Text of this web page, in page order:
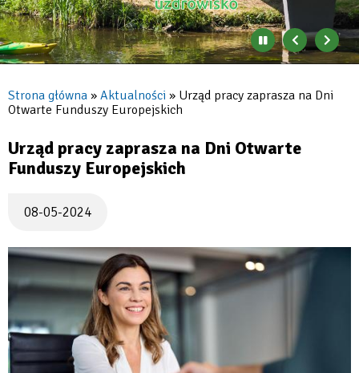
Zatrzymaj
automatyczne
się
banerów
Poprzedni
bannerbaner
Ścieżka
Strona główna Aktualności
Urząd pracy zaprasza na Dni
Otwarte Funduszy Europejskich
Urząd pracy zaprasza na Dni Otwarte
Funduszy Europejskich
08-05-2024